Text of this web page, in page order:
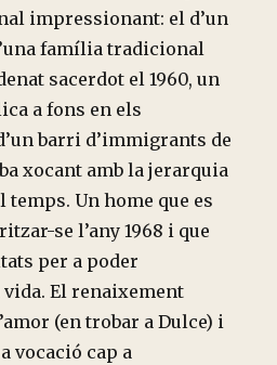
impressionant: el d’un
família tradicional
sacerdot el 1960, un
a fons en els
barri d’immigrants de
xocant amb la jerarquia
temps. Un home que es
se l’any 1968 i que
per a poder
El renaixement
(en trobar a Dulce) i
vocació cap a